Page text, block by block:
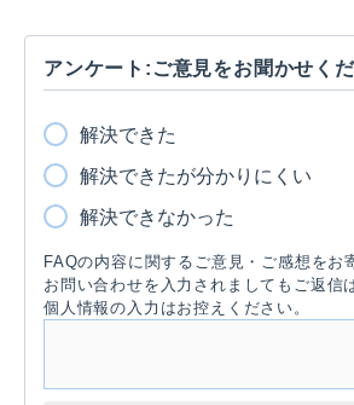
アンケート:ご意見をお聞かせく
解決できた
解決できたが分かりにくい
解決できなかった
FAQの内容に関するご意見・ご感想をお
お問い合わせを入力されましてもご返信
個人情報の入力はお控えください。